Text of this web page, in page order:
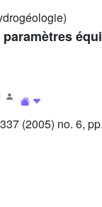
(2005) no. 6,